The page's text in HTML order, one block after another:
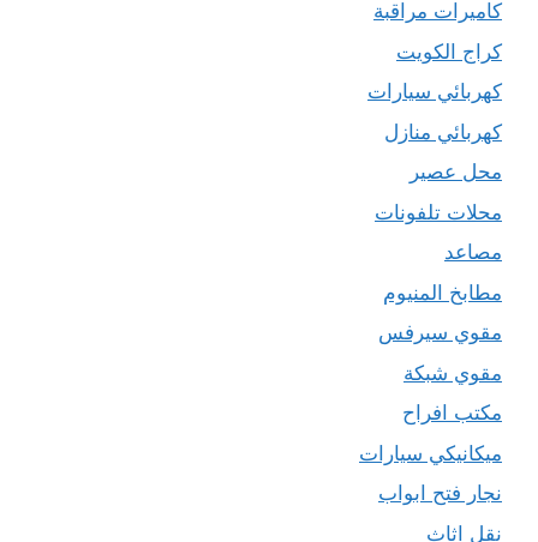
كاميرات مراقبة
كراج الكويت
كهربائي سيارات
كهربائي منازل
محل عصير
محلات تلفونات
مصاعد
مطابخ المنيوم
مقوي سيرفس
مقوي شبكة
مكتب افراح
ميكانيكي سيارات
نجار فتح ابواب
نقل اثاث